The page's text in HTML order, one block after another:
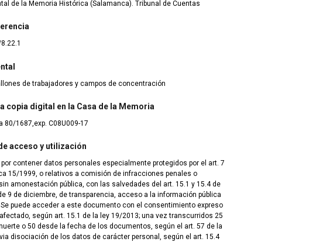
de la Memoria Histórica (Salamanca). Tribunal de Cuentas
de trabajadores y campos de concentración
copia digital en la Casa de la Memoria
80/1687,exp. C08U009-17
acceso y utilización
contener datos personales especialmente protegidos por el art. 7
15/1999, o relativos a comisión de infracciones penales o
amonestación pública, con las salvedades del art. 15.1 y 15.4 de
9 de diciembre, de transparencia, acceso a la información pública
Se puede acceder a este documento con el consentimiento expreso
según art. 15.1 de la ley 19/2013; una vez transcurridos 25
o 50 desde la fecha de los documentos, según el art. 57 de la
disociación de los datos de carácter personal, según el art. 15.4